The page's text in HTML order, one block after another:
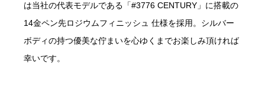
は当社の代表モデルである「#3776 CENTURY」に搭載の
14金ペン先ロジウムフィニッシュ 仕様を採用。シルバー
ボディの持つ優美な佇まいを心ゆくまでお楽しみ頂ければ
幸いです。